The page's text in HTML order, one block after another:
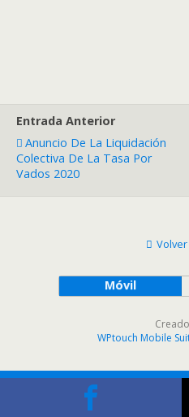
Entrada Anterior
Anuncio De La Liquidación
Colectiva De La Tasa Por
Vados 2020
Móvil
WPtouch Mobile